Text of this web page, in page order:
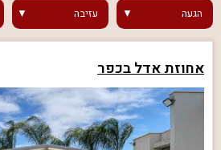
הגעה עזיבה
אחוזת אדל בכפר